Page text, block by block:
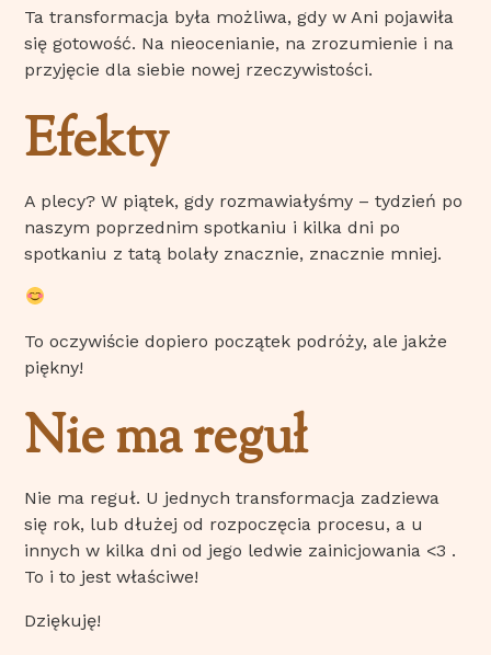
Ta transformacja była możliwa, gdy w Ani pojawiła
się gotowość. Na nieocenianie, na zrozumienie i na
przyjęcie dla siebie nowej rzeczywistości.
Efekty
A plecy? W piątek, gdy rozmawiałyśmy – tydzień po
naszym poprzednim spotkaniu i kilka dni po
spotkaniu z tatą bolały znacznie, znacznie mniej.
To oczywiście dopiero początek podróży, ale jakże
piękny!
Nie ma reguł
Nie ma reguł. U jednych transformacja zadziewa
się rok, lub dłużej od rozpoczęcia procesu, a u
innych w kilka dni od jego ledwie zainicjowania <3 .
To i to jest właściwe!
Dziękuję!